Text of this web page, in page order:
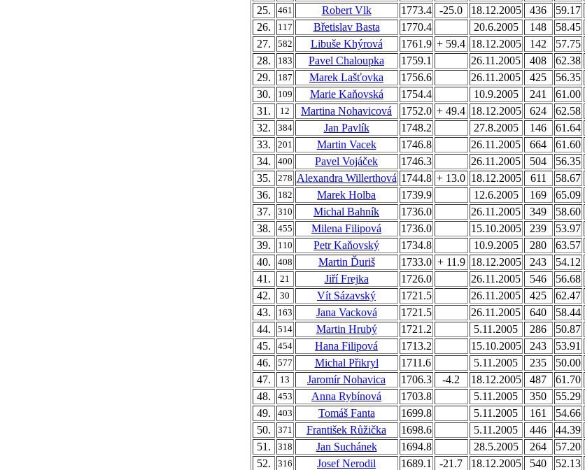
25.
461 Robert Vlk 1773.4 -25.0 18.12.2005 436 59.17
26.
117 Břetislav Basta 1770.4 20.6.2005 148 58.45
27.
582 Libuše Khýrová 1761.9 + 59.4 18.12.2005 142 57.75
28.
183 Pavel Chaloupka 1759.1 26.11.2005 408 62.38
29.
187 Marek Lašťovka 1756.6 26.11.2005 425 56.35
30.
109 Marie Kaňovská 1754.4 10.9.2005 241 61.00
31.
12 Martina Nohavicová 1752.0 + 49.4 18.12.2005 624 62.58
32.
384 Jan Pavlík 1748.2 27.8.2005 146 61.64
33.
201 Martin Vacek 1746.8 26.11.2005 664 61.60
34.
400 Pavel Vojáček 1746.3 26.11.2005 504 56.35
35.
278 Alexandra Willerthová 1744.8 + 13.0 18.12.2005 611 58.67
36.
182 Marek Holba 1739.9 12.6.2005 169 65.09
37.
310 Michal Bahník 1736.0 26.11.2005 349 58.60
38.
455 Milena Filipová 1736.0 15.10.2005 239 53.97
39.
110 Petr Kaňovský 1734.8 10.9.2005 280 63.57
40.
408 Martin Ďuriš 1733.0 + 11.9 18.12.2005 243 54.12
41.
21 Jiří Frejka 1726.0 26.11.2005 546 56.68
42.
30 Vít Sázavský 1721.5 26.11.2005 425 62.47
43.
163 Jana Vacková 1721.5 26.11.2005 640 58.44
44.
514 Martin Hrubý 1721.2 5.11.2005 286 50.87
45.
454 Hana Filipová 1713.2 15.10.2005 243 53.91
46.
577 Michal Přikryl 1711.6 5.11.2005 235 50.00
47.
13 Jaromír Nohavica 1706.3 -4.2 18.12.2005 487 61.70
48.
453 Anna Rybínová 1703.8 5.11.2005 350 55.29
49.
403 Tomáš Fanta 1699.8 5.11.2005 161 54.66
50.
371 František Růžička 1698.6 5.11.2005 446 44.39
51.
318 Jan Suchánek 1694.8 28.5.2005 264 57.20
52.
316 Josef Nerodil 1689.1 -21.7 18.12.2005 540 52.13